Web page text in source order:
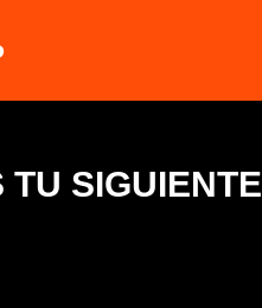
TU SIGUIENTE